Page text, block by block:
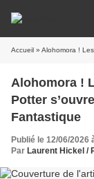
Accueil » Alohomora ! Les
Alohomora !
Potter
Fantastique
Publié le 12/06/2026
Par Laurent Hickel /